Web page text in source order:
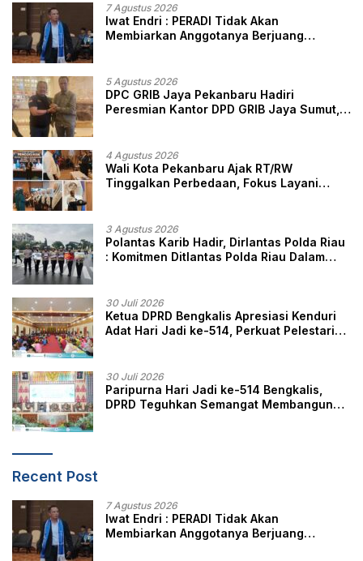
7 Agustus 2026
Iwat Endri : PERADI Tidak Akan
Membiarkan Anggotanya Berjuang
5 Agustus 2026
DPC GRIB Jaya Pekanbaru Hadiri
Peresmian Kantor DPD GRIB Jaya Sumut,
4 Agustus 2026
Wali Kota Pekanbaru Ajak RT/RW
Tinggalkan Perbedaan, Fokus Layani
3 Agustus 2026
Polantas Karib Hadir, Dirlantas Polda Riau
: Komitmen Ditlantas Polda Riau Dalam
30 Juli 2026
Ketua DPRD Bengkalis Apresiasi Kenduri
Adat Hari Jadi ke-514, Perkuat Pelestarian
30 Juli 2026
Paripurna Hari Jadi ke-514 Bengkalis,
DPRD Teguhkan Semangat Membangun
Recent Post
7 Agustus 2026
Iwat Endri : PERADI Tidak Akan
Membiarkan Anggotanya Berjuang